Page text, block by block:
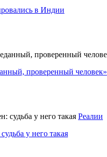
в Индии
проверенный человек»
Реалии
у него такая